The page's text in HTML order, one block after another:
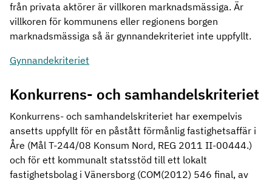
från privata aktörer är villkoren marknadsmässiga. Är
villkoren för kommunens eller regionens borgen
marknadsmässiga så är gynnandekriteriet inte uppfyllt.
Gynnandekriteriet
Konkurrens- och samhandelskriteriet
Konkurrens- och samhandelskriteriet har exempelvis
ansetts uppfyllt för en påstått förmånlig fastighetsaffär i
Åre (Mål T-244/08 Konsum Nord, REG 2011 II-00444.)
och för ett kommunalt statsstöd till ett lokalt
fastighetsbolag i Vänersborg (COM(2012) 546 final, av